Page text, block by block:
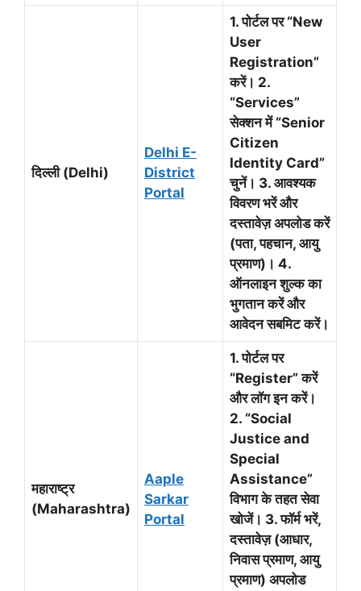
दिल्ली (Delhi)
Delhi E-
District
Portal
1. पोर्टल पर “New
User
Registration”
करें। 2.
“Services”
सेक्शन में “Senior
Citizen
Identity Card”
चुनें। 3. आवश्यक
विवरण भरें और
दस्तावेज़ अपलोड करें
(पता, पहचान, आयु
प्रमाण)। 4.
ऑनलाइन शुल्क का
भुगतान करें और
आवेदन सबमिट करें।
महाराष्ट्र
(Maharashtra)
Aaple
Sarkar
Portal
1. पोर्टल पर
“Register” करें
और लॉग इन करें।
2. “Social
Justice and
Special
Assistance”
विभाग के तहत सेवा
खोजें। 3. फॉर्म भरें,
दस्तावेज़ (आधार,
निवास प्रमाण, आयु
प्रमाण) अपलोड